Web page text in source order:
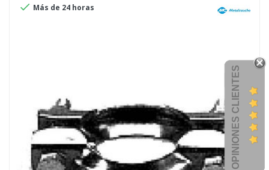
 Más de 24 horas
OPINIONES CLIENTES